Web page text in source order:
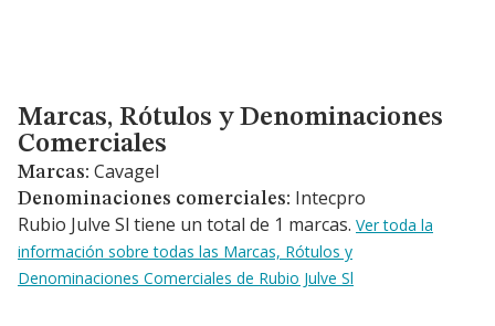
Marcas, Rótulos y Denominaciones Comerciales
Marcas, Rótulos y Denominaciones
Comerciales
Marcas: Cavagel
Denominaciones comerciales: Intecpro
Rubio Julve Sl tiene un total de 1 marcas. Ver toda la
información sobre todas las Marcas, Rótulos y
Denominaciones Comerciales de Rubio Julve Sl